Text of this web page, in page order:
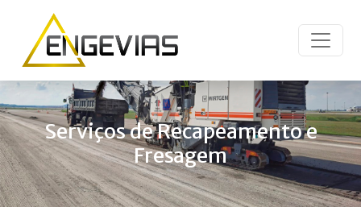
Serviços de Recapeamento e
Fresagem